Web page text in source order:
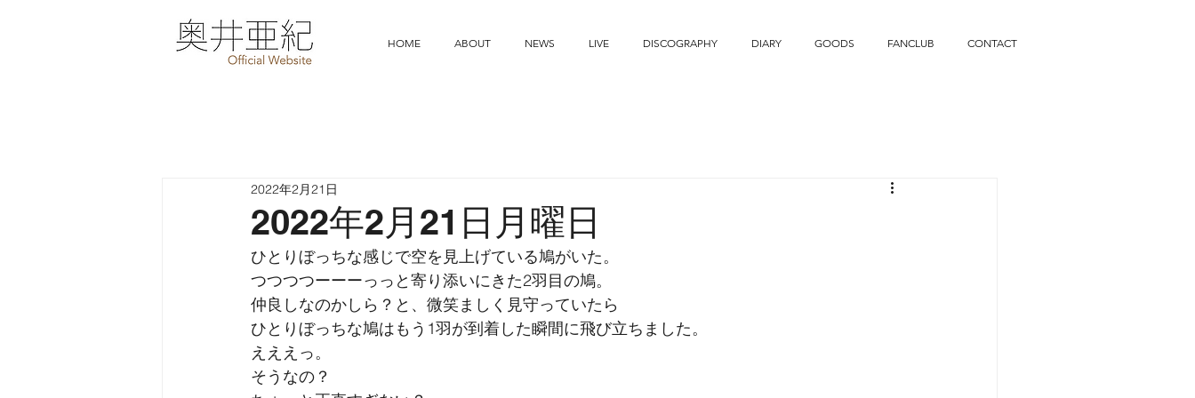
HOME ABOUT NEWS LIVE DISCOGRAPHY DIARY GOODS FANCLUB CONTACT
2022年2月21日月曜日
2022年2月21日
ひとりぼっちな感じで空を見上げている鳩がいた。
つつつつーーーっっと寄り添いにきた2羽目の鳩。
仲良しなのかしら？と、微笑ましく見守っていたら
ひとりぼっちな鳩はもう1羽が到着した瞬間に飛び立ちました。
えええっ。
そうなの？